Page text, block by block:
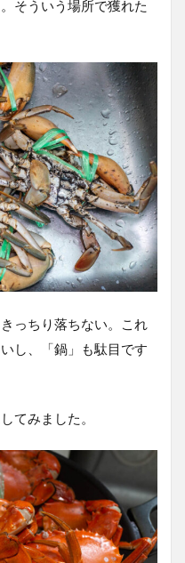
そういう場所で獲れた
っちり落ちない。これ
し、「鍋」も駄目です
てみました。